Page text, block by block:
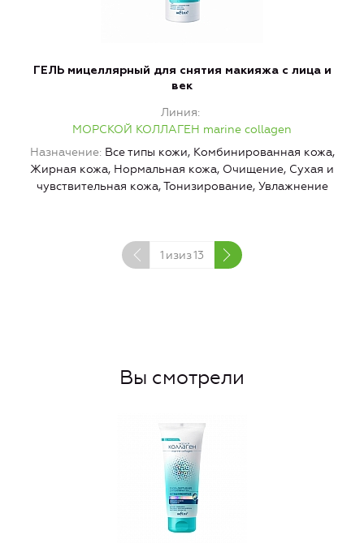
ГЕЛЬ мицеллярный для снятия макияжа с лица и
век
Линия
МОРСКОЙ КОЛЛАГЕН marine collagen
Назначение Все типы кожи, Комбинированная кожа,
Жирная кожа, Нормальная кожа, Очищение, Сухая и
чувствительная кожа, Тонизирование, Увлажнение
1 изиз13
Вы смотрели